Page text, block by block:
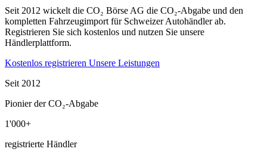
Seit 2012 wickelt die CO₂ Börse AG die CO₂-Abgabe und den
kompletten Fahrzeugimport für Schweizer Autohändler ab.
Registrieren Sie sich kostenlos und nutzen Sie unsere
Händlerplattform.
Kostenlos registrieren Unsere Leistungen
Seit 2012
Pionier der CO₂-Abgabe
1'000+
registrierte Händler